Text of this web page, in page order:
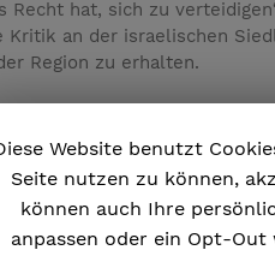
Recht hat, sich zu
an der israelischen
Region zu erhalten.
keine Ruhe geben. Es gibt
den
volle Rechte
mit den
zu einer anhaltenden
Website benutzt
Seite nutzen zu können,
können auch Ihre
anpassen oder ein Opt-Out